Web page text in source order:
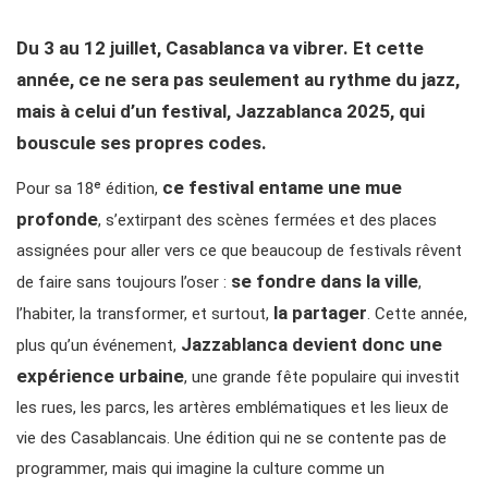
Du 3 au 12 juillet, Casablanca va vibrer. Et cette
année, ce ne sera pas seulement au rythme du jazz,
mais à celui d’un festival, Jazzablanca 2025, qui
bouscule ses propres codes.
Pour sa 18ᵉ édition, ce festival entame une mue
profonde, s’extirpant des scènes fermées et des places
assignées pour aller vers ce que beaucoup de festivals rêvent
de faire sans toujours l’oser : se fondre dans la ville,
l’habiter, la transformer, et surtout, la partager. Cette année,
plus qu’un événement, Jazzablanca devient donc une
expérience urbaine, une grande fête populaire qui investit
les rues, les parcs, les artères emblématiques et les lieux de
vie des Casablancais. Une édition qui ne se contente pas de
programmer, mais qui imagine la culture comme un